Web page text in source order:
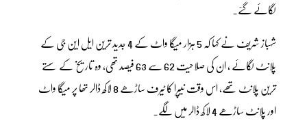
لگائے گئے۔
شہباز شریف نے کہا کہ 5 ہزار میگا واٹ کے 4 جدید ترین ایل این جی کے
پلانٹ لگائے ، ان کی صلاحیت 62 سے 63 فیصد تھی، وہ تاریخ کے سستے
ترین پلانٹ تھے، اس وقت نیپرا کا ٹیرف ساڑھے 8 لاکھ ڈالر تھا پر میگا واٹ
اور پلانٹ ساڑھے 4 لاکھ ڈالر میں لگے۔